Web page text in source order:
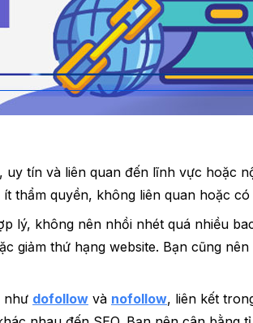
tín và liên quan đến lĩnh vực hoặc
thẩm quyền, không liên quan hoặc có
lý, không nên nhồi nhét quá nhiều
giảm thứ hạng website. Bạn cũng
như dofollow và nofollow, liên kết